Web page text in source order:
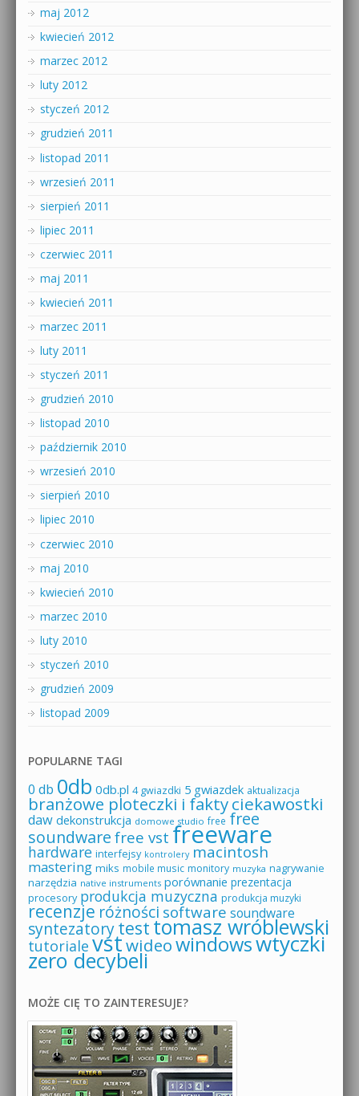
maj 2012
kwiecień 2012
marzec 2012
luty 2012
styczeń 2012
grudzień 2011
listopad 2011
wrzesień 2011
sierpień 2011
lipiec 2011
czerwiec 2011
maj 2011
kwiecień 2011
marzec 2011
luty 2011
styczeń 2011
grudzień 2010
listopad 2010
październik 2010
wrzesień 2010
sierpień 2010
lipiec 2010
czerwiec 2010
maj 2010
kwiecień 2010
marzec 2010
luty 2010
styczeń 2010
grudzień 2009
listopad 2009
POPULARNE TAGI
0 db 0db 0db.pl 4 gwiazdki 5 gwiazdek aktualizacja
branżowe ploteczki i faktyciekawostki
daw dekonstrukcja domowe studio free free
soundware free vst freeware
hardware interfejsy kontrolery macintosh
mastering miks mobile music monitory muzyka nagrywanie
narzędzia native instruments porównanie prezentacja
procesory produkcja muzyczna produkcja muzyki
recenzje różności software soundware
syntezatorytesttomasz wróblewski
tutoriale vstwideowindowswtyczki
zero decybeli
MOŻE CIĘ TO ZAINTERESUJE?